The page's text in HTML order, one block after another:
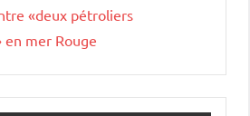
«deux pétroliers
en mer Rouge